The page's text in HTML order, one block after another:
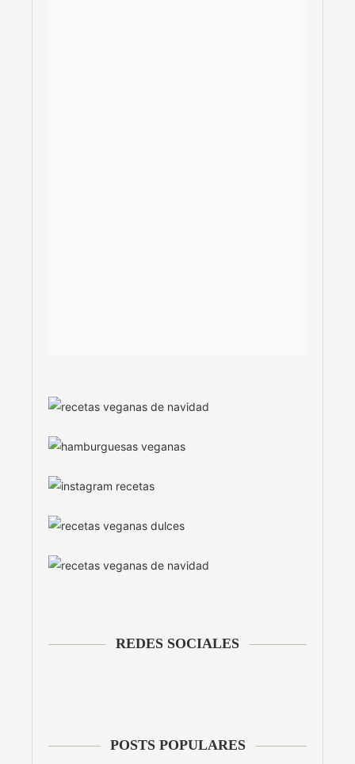
REDES SOCIALES
POSTS POPULARES